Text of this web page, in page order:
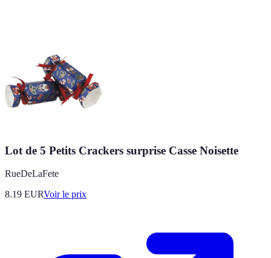
Lot de 5 Petits Crackers surprise Casse Noisette
RueDeLaFete
8.19 EURVoir le prix